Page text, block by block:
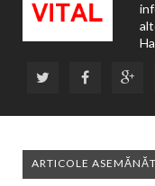
ARTICOLE